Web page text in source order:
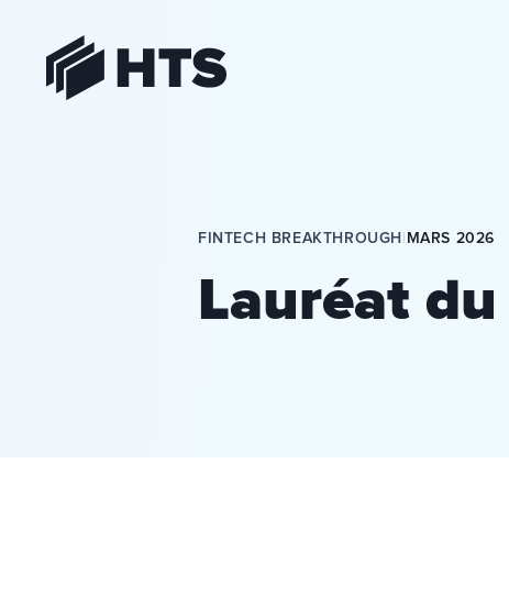
FINTECH BREAKTHROUGH MARS 2026
Lauréat